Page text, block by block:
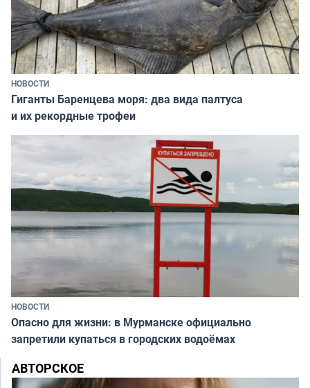
НОВОСТИ
Гиганты Баренцева моря: два вида палтуса
и их рекордные трофеи
НОВОСТИ
Опасно для жизни: в Мурманске официально
запретили купаться в городских водоёмах
АВТОРСКОЕ